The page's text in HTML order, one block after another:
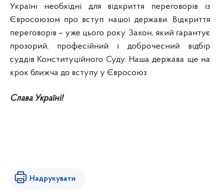
Україні необхідні для відкриття переговорів із
Євросоюзом про вступ нашої держави. Відкриття
переговорів – уже цього року. Закон, який гарантує
прозорий, професійний і доброчесний відбір
суддів Конституційного Суду. Наша держава ще на
крок ближча до вступу у Євросоюз.
Слава Україні!
Надрукувати